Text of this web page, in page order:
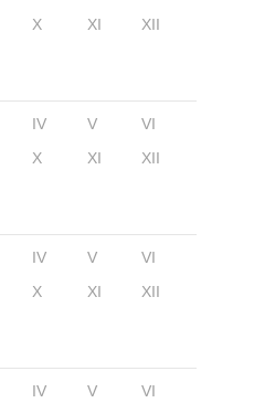
X XI XII
IV V
VI
X XI XII
IV V
VI
X XI XII
IV V
VI